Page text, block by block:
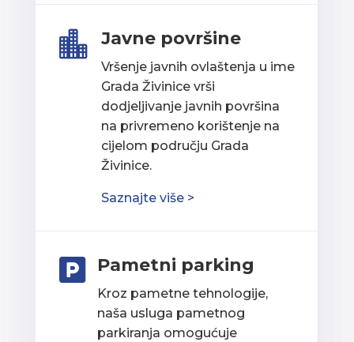
 Javne površine
Vršenje javnih ovlaštenja u ime
Grada Živinice vrši
dodjeljivanje javnih površina
na privremeno korištenje na
cijelom području Grada
Živinice.
Saznajte više >
 Pametni parking
Kroz pametne tehnologije,
naša usluga pametnog
parkiranja omogućuje